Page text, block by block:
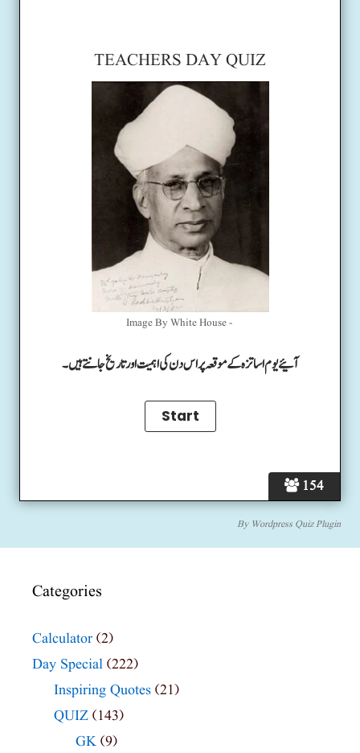
154
TEACHERS DAY QUIZ
Image By White House -
آئیے یوم اساتزہ کے موقعہ پر اس دن کی اہمیت اور تاریخ جانتے ہیں۔
By Wordpress Quiz Plugin
Categories
Calculator (2)
Day Special (222)
Inspiring Quotes (21)
QUIZ (143)
GK (9)